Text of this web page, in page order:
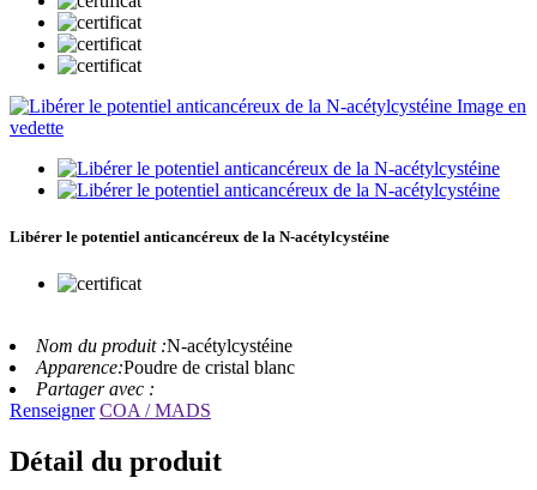
Libérer le potentiel anticancéreux de la N-acétylcystéine
Nom du produit :N-acétylcystéine
Apparence:Poudre de cristal blanc
Partager avec :
Renseigner COA / MADS
Détail du produit